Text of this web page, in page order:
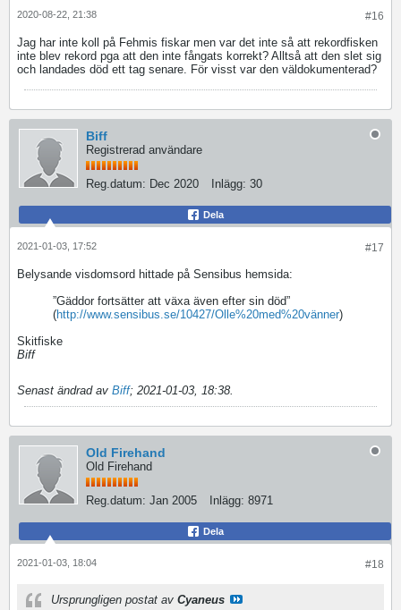
#16
2020-08-22, 21:38
Jag har inte koll på Fehmis fiskar men var det inte så att rekordfisken
inte blev rekord pga att den inte fångats korrekt? Alltså att den slet sig
och landades död ett tag senare. För visst var den väldokumenterad?
Biff
Registrerad användare
Reg.datum: Dec 2020 Inlägg: 30
Dela
#17
2021-01-03, 17:52
Belysande visdomsord hittade på Sensibus hemsida:
”Gäddor fortsätter att växa även efter sin död”
(http://www.sensibus.se/10427/Olle%20med%20vänner)
Skitfiske
Biff
Senast ändrad av Biff; 2021-01-03, 18:38.
Old Firehand
Old Firehand
Reg.datum: Jan 2005 Inlägg: 8971
Dela
#18
2021-01-03, 18:04
Ursprungligen postat av Cyaneus